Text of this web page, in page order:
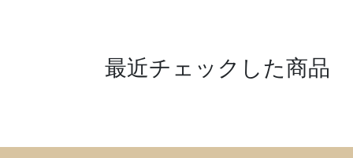
最近チェックした商品